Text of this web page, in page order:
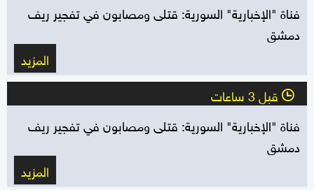
فناة "الإخبارية" السورية: قتلى ومصابون في تفجير ريف
دمشق
المزيد
l قبل 3 ساعات
فناة "الإخبارية" السورية: قتلى ومصابون في تفجير ريف
دمشق
المزيد